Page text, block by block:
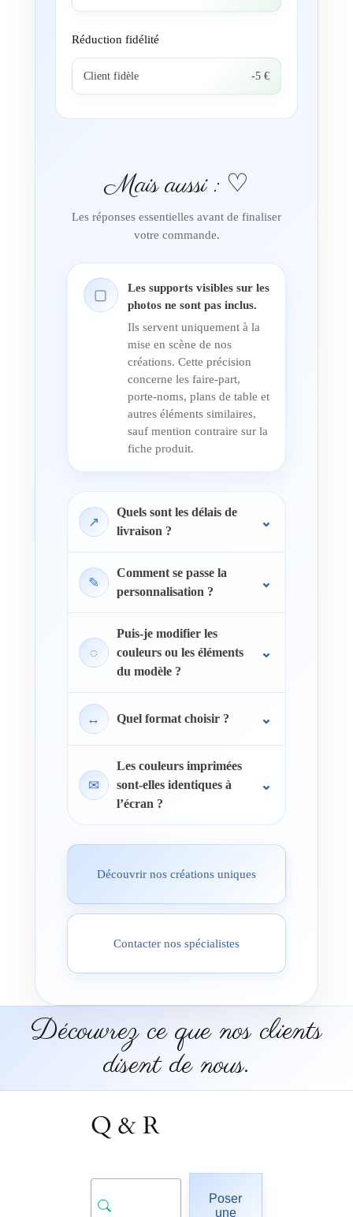
Réduction fidélité
Client fidèle -5 €
Mais aussi : ♡
Les réponses essentielles avant de finaliser
votre commande.
▢
Les supports visibles sur les
photos ne sont pas inclus.
Ils servent uniquement à la
mise en scène de nos
créations. Cette précision
concerne les faire-part,
porte-noms, plans de table et
autres éléments similaires,
sauf mention contraire sur la
fiche produit.
↗
Quels sont les délais de
livraison ?
✎
Comment se passe la
personnalisation ?
◌
Puis-je modifier les
couleurs ou les éléments
du modèle ?
↔ Quel format choisir ?
✉
Les couleurs imprimées
sont-elles identiques à
l’écran ?
Découvrir nos créations uniques
Contacter nos spécialistes
Découvrez ce que nos clients
disent de nous.
Q & R
Poser
une